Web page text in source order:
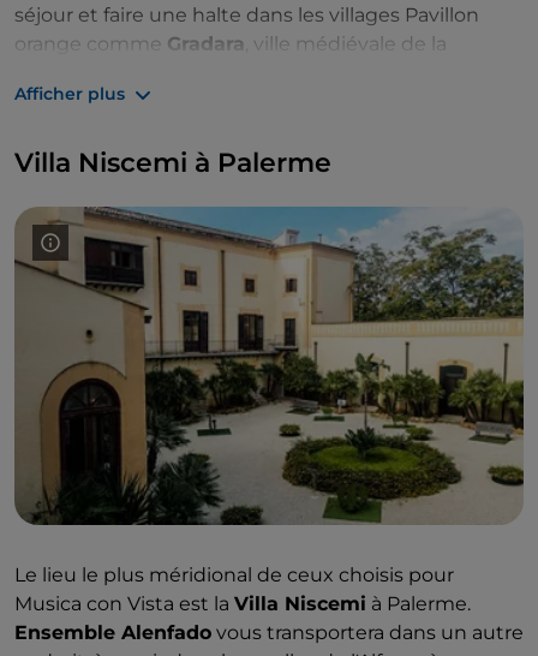
séjour et faire une halte dans les villages Pavillon
orange comme Gradara , ville médiévale de la
de 142 mètres. Sinon,
enfin Apecchio, immergé dans des étendues de
Afficher plus
Villa Niscemi à Palerme
Le lieu le plus méridional de ceux choisis pour
Musica con Vista est la Villa Niscemi à Palerme.
Ensemble Alenfado vous transportera dans un autre